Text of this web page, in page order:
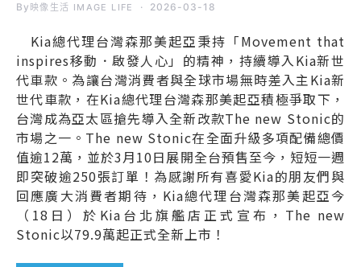
By 映像生活 IMAGE LIFE 2026-03-18
Kia總代理台灣森那美起亞秉持「Movement that
inspires移動．啟發人心」的精神，持續導入Kia新世
代車款。為讓台灣消費者與全球市場無時差入主Kia新
世代車款，在Kia總代理台灣森那美起亞積極爭取下，
台灣成為亞太區搶先導入全新改款The new Stonic的
市場之一。The new Stonic在全面升級多項配備總價
值逾12萬，並於3月10日展開全台預售至今，短短一週
即突破逾250張訂單！為感謝所有喜愛Kia的朋友們與
回應廣大消費者期待，Kia總代理台灣森那美起亞今
（18日）於Kia台北旗艦店正式宣布，The new
Stonic以79.9萬起正式全新上市！